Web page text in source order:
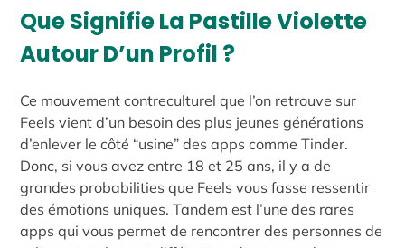
Que Signifie La Pastille Violette
Autour D’un Profil ?
Ce mouvement contreculturel que l’on retrouve sur
Feels vient d’un besoin des plus jeunes générations
d’enlever le côté “usine” des apps comme Tinder.
Donc, si vous avez entre 18 et 25 ans, il y a de
grandes probabilities que Feels vous fasse ressentir
des émotions uniques. Tandem est l’une des rares
apps qui vous permet de rencontrer des personnes de